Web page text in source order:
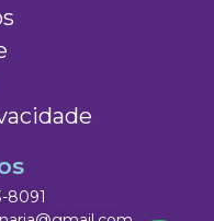
8091